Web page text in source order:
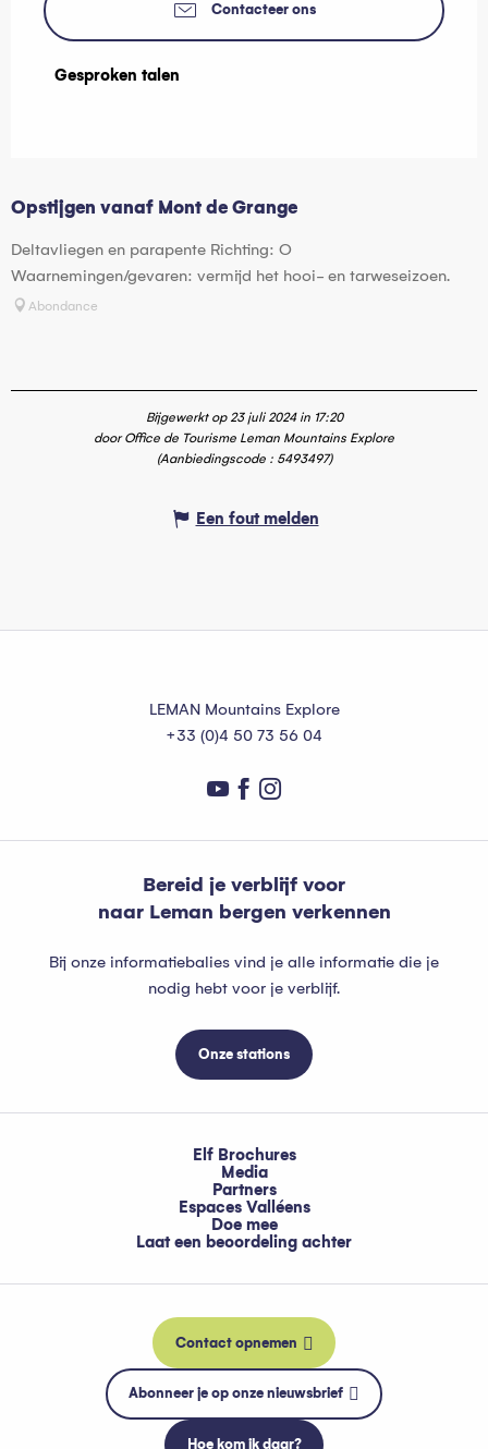
Contacteer ons
Gesproken talen
Gesproken talen
Opstijgen vanaf Mont de Grange
Deltavliegen en parapente Richting: O
Waarnemingen/gevaren: vermijd het hooi- en tarweseizoen.
Abondance
Bijgewerkt op 23 juli 2024 in 17:20
door Office de Tourisme Leman Mountains Explore
(Aanbiedingscode : 5493497)
Een fout melden
LEMAN Mountains Explore
+33 (0)4 50 73 56 04
Bereid je verblijf voor
naar Leman bergen verkennen
Bij onze informatiebalies vind je alle informatie die je
nodig hebt voor je verblijf.
Onze stations
Elf Brochures
Media
Partners
Espaces Valléens
Doe mee
Laat een beoordeling achter
Contact opnemen
Abonneer je op onze nieuwsbrief
Hoe kom ik daar?